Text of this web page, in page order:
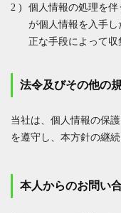
個人情報の処理を
が個人情報を入手
正な手段によって収
法令及びその他の
当社は、個人情報の保
を遵守し、本方針の継
本人からのお問い